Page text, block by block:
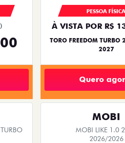
PESSOA FÍSICA
À VISTA POR R$
TORO FREEDOM TURBO
2027
Quero
MOBI
MOBI LIKE 1.0
2026/2026